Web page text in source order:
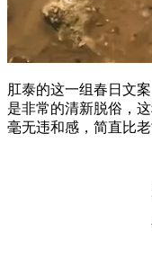
肛泰的这一组春日文
是非常的清新脱俗，
毫无违和感，简直比